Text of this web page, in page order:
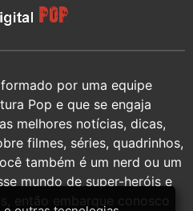
por uma equipe
Pop e que se engaja
melhores notícias, dicas,
filmes, séries, quadrinhos,
também é um nerd ou um
mundo de super-heróis e
então embarque conosco